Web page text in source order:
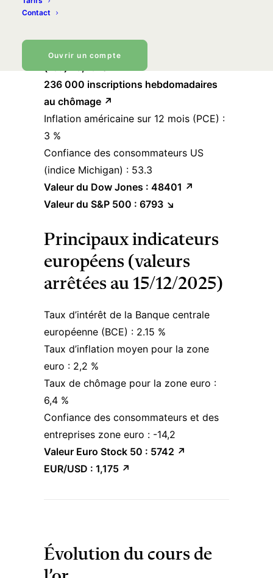
Contact
Ouvrir un compte
arrêtées au 15/12/2025)
Taux d’intérêt de la Réserve fédérale
236 000 inscriptions hebdomadaires
au chômage ↗︎
Inflation américaine sur 12 mois (PCE) :
3 %
Confiance des consommateurs US
(indice Michigan) : 53.3
Valeur du Dow Jones : 48401 ↗︎
Valeur du S&P 500 : 6793 ↘︎
Principaux indicateurs
européens (valeurs
arrêtées au 15/12/2025)
Taux d’intérêt de la Banque centrale
européenne (BCE) : 2.15 %
Taux d’inflation moyen pour la zone
euro : 2,2 %
Taux de chômage pour la zone euro :
6,4 %
Confiance des consommateurs et des
entreprises zone euro : -14,2
Valeur Euro Stock 50 : 5742 ↗︎
EUR/USD : 1,175 ↗︎
Évolution du cours de